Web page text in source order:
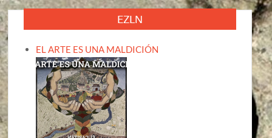
EZLN
EL ARTE ES UNA MALDICIÓN